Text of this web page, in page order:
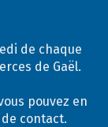
de chaque
de Gaël.
pouvez en
contact.